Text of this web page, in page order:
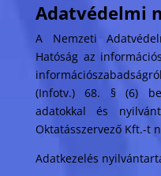
Adatvédelmi
A Nemzeti
Hatóság az
(Infotv.) 68. § (6)
adatokkal és
Oktatásszervező Kft.-t
Adatkezelés